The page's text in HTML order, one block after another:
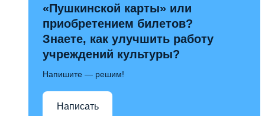
«Пушкинской карты» или
приобретением билетов?
Знаете, как улучшить работу
учреждений культуры?
Напишите — решим!
Написать